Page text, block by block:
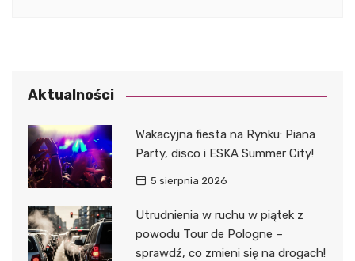
Aktualności
Wakacyjna fiesta na Rynku: Piana
Party, disco i ESKA Summer City!
5 sierpnia 2026
Utrudnienia w ruchu w piątek z
powodu Tour de Pologne –
sprawdź, co zmieni się na drogach!